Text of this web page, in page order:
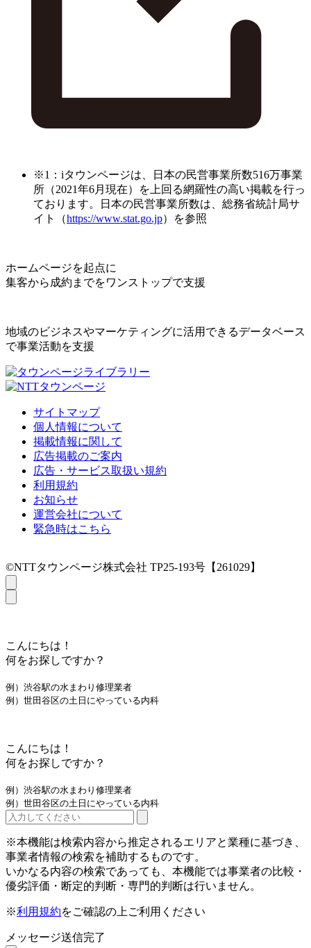
※1：iタウンページは、日本の民営事業所数516万事業
所（2021年6月現在）を上回る網羅性の高い掲載を行っ
ております。日本の民営事業所数は、総務省統計局サ
イト（https://www.stat.go.jp）を参照
ホームページを起点に
集客から成約までをワンストップで支援
地域のビジネスやマーケティングに活用できるデータベース
で事業活動を支援
サイトマップ
個人情報について
掲載情報に関して
広告掲載のご案内
広告・サービス取扱い規約
利用規約
お知らせ
運営会社について
緊急時はこちら
©NTTタウンページ株式会社 TP25-193号【261029】
こんにちは！
何をお探しですか？
例）渋谷駅の水まわり修理業者
例）世田谷区の土日にやっている内科
こんにちは！
何をお探しですか？
例）渋谷駅の水まわり修理業者
例）世田谷区の土日にやっている内科
※本機能は検索内容から推定されるエリアと業種に基づき、
事業者情報の検索を補助するものです。
いかなる内容の検索であっても、本機能では事業者の比較・
優劣評価・断定的判断・専門的判断は行いません。
※利用規約をご確認の上ご利用ください
メッセージ送信完了